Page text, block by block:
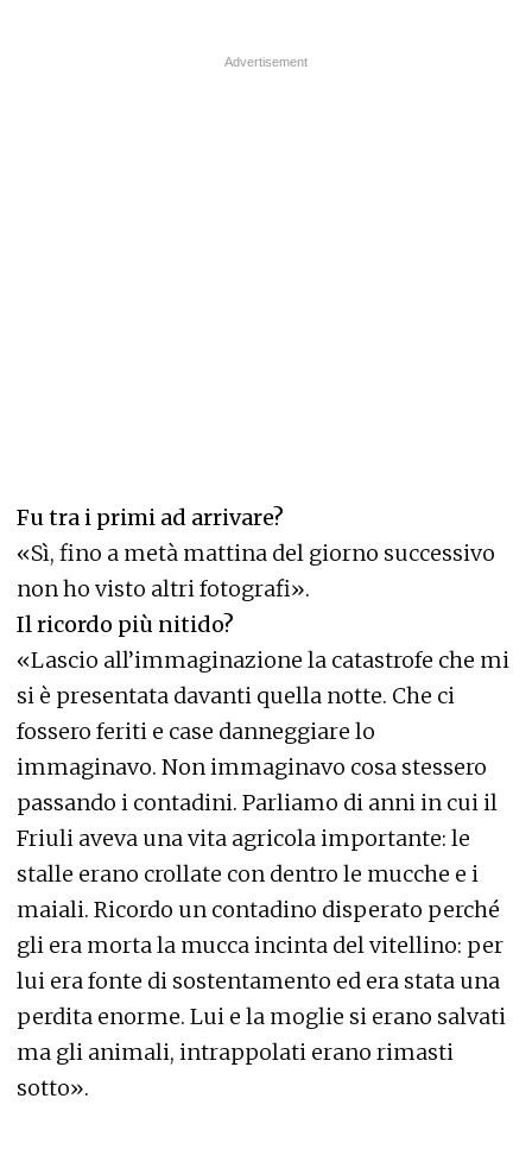
Fu tra i primi ad arrivare?
«Sì, fino a metà mattina del giorno successivo
non ho visto altri fotografi».
Il ricordo più nitido?
«Lascio all’immaginazione la catastrofe che mi
si è presentata davanti quella notte. Che ci
fossero feriti e case danneggiare lo
immaginavo. Non immaginavo cosa stessero
passando i contadini. Parliamo di anni in cui il
Friuli aveva una vita agricola importante: le
stalle erano crollate con dentro le mucche e i
maiali. Ricordo un contadino disperato perché
gli era morta la mucca incinta del vitellino: per
lui era fonte di sostentamento ed era stata una
perdita enorme. Lui e la moglie si erano salvati
ma gli animali, intrappolati erano rimasti
sotto».